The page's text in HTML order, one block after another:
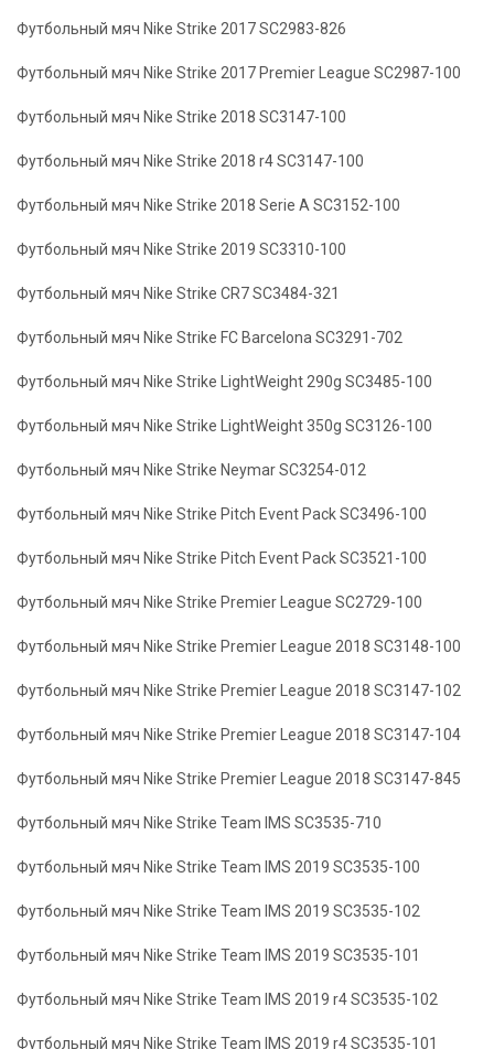
Футбольный мяч Nike Strike 2017 SC2983-826
Футбольный мяч Nike Strike 2017 Premier League SC2987-100
Футбольный мяч Nike Strike 2018 SC3147-100
Футбольный мяч Nike Strike 2018 r4 SC3147-100
Футбольный мяч Nike Strike 2018 Serie A SC3152-100
Футбольный мяч Nike Strike 2019 SC3310-100
Футбольный мяч Nike Strike CR7 SC3484-321
Футбольный мяч Nike Strike FC Barcelona SC3291-702
Футбольный мяч Nike Strike LightWeight 290g SC3485-100
Футбольный мяч Nike Strike LightWeight 350g SC3126-100
Футбольный мяч Nike Strike Neymar SC3254-012
Футбольный мяч Nike Strike Pitch Event Pack SC3496-100
Футбольный мяч Nike Strike Pitch Event Pack SC3521-100
Футбольный мяч Nike Strike Premier League SC2729-100
Футбольный мяч Nike Strike Premier League 2018 SC3148-100
Футбольный мяч Nike Strike Premier League 2018 SC3147-102
Футбольный мяч Nike Strike Premier League 2018 SC3147-104
Футбольный мяч Nike Strike Premier League 2018 SC3147-845
Футбольный мяч Nike Strike Team IMS SC3535-710
Футбольный мяч Nike Strike Team IMS 2019 SC3535-100
Футбольный мяч Nike Strike Team IMS 2019 SC3535-102
Футбольный мяч Nike Strike Team IMS 2019 SC3535-101
Футбольный мяч Nike Strike Team IMS 2019 r4 SC3535-102
Футбольный мяч Nike Strike Team IMS 2019 r4 SC3535-101